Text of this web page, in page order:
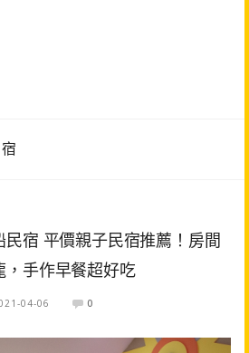
民宿 平價親子民宿推薦！房間
，手作早餐超好吃
04-06 0